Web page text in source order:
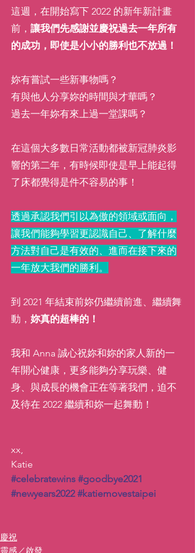
這週，在開始寫下 2022 的新年新計畫
前， 讓我們先感謝並慶祝過去一年所有
的成功，即使是小小的勝利也不放過！
妳有嘗試一些新事物嗎？
有與他人分享妳的時間與才華嗎？
過去一年妳有來上過一堂課嗎？
在這個大多數日常活動都被新冠肺炎影
響的第二年，有時候即使是早上能起得
了床都覺得是件不容易的事！
透過承認我們引以為傲的領域或面向，
讓我們能夠學習更認識自己、了解什麼
方法對自己是有效的、進而在接下來的
一年放大我們的勝利。
到 2021 年結束前妳仍繼續前進、繼續舞
動， 妳真的超棒的！
我和 Anna 誠心祝妳和妳的家人新的一
年開心健康，更多能夠分享玩樂、健
身、與成長的機會正在等著我們，迫不
及待在 2022 繼續和妳一起舞動！
xx,
Katie
#celebratewins #goodbye2021
#newyears2022 #katiemovestaipei
慶祝
靈感／啟發